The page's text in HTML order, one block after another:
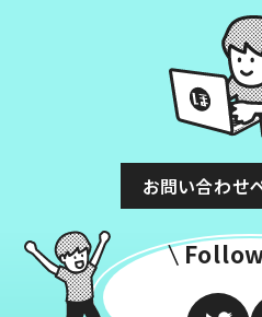
お問い合わせ